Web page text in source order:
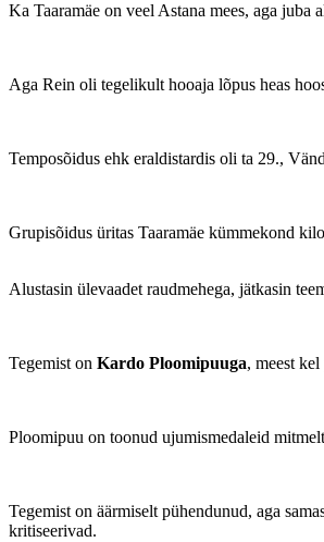
Ka Taaramäe on veel Astana mees, aga
Aga Rein oli tegelikult hooaja lõpus heas
Temposõidus ehk eraldistardis oli ta 29.,
Grupisõidus üritas Taaramäe kümmekond
Alustasin ülevaadet raudmehega, jätkasin
Tegemist on Kardo Ploomipuuga, meest
Ploomipuu on toonud ujumismedaleid
Tegemist on äärmiselt pühendunud, aga
kritiseerivad.